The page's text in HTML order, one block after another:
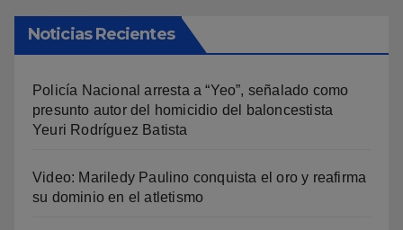
Noticias Recientes
Policía Nacional arresta a “Yeo”, señalado como
presunto autor del homicidio del baloncestista
Yeuri Rodríguez Batista
Video: Mariledy Paulino conquista el oro y reafirma
su dominio en el atletismo